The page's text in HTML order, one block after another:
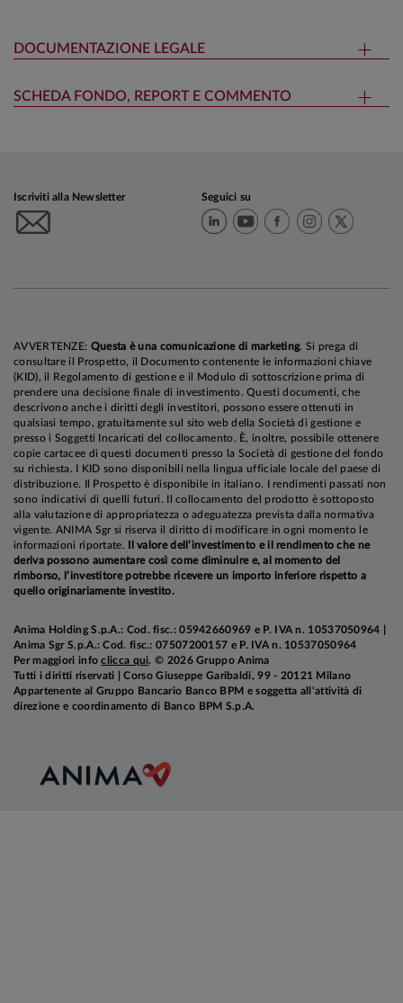
DOCUMENTAZIONE LEGALE
SCHEDA FONDO, REPORT E COMMENTO
Iscriviti alla Newsletter Seguici su
AVVERTENZE: Questa è una comunicazione di marketing. Si prega di
consultare il Prospetto, il Documento contenente le informazioni chiave
(KID), il Regolamento di gestione e il Modulo di sottoscrizione prima di
prendere una decisione finale di investimento. Questi documenti, che
descrivono anche i diritti degli investitori, possono essere ottenuti in
qualsiasi tempo, gratuitamente sul sito web della Società di gestione e
presso i Soggetti Incaricati del collocamento. È, inoltre, possibile ottenere
copie cartacee di questi documenti presso la Società di gestione del fondo
su richiesta. I KID sono disponibili nella lingua ufficiale locale del paese di
distribuzione. Il Prospetto è disponibile in italiano. I rendimenti passati non
sono indicativi di quelli futuri. Il collocamento del prodotto è sottoposto
alla valutazione di appropriatezza o adeguatezza prevista dalla normativa
vigente. ANIMA Sgr si riserva il diritto di modificare in ogni momento le
informazioni riportate.
Il valore dell’investimento e il rendimento che ne
deriva possono aumentare così come diminuire e, al momento del
rimborso, l’investitore potrebbe ricevere un importo inferiore rispetto a
quello originariamente investito.
Anima Holding S.p.A.: Cod. fisc.: 05942660969 e P. IVA n. 10537050964 |
Anima Sgr S.p.A.: Cod. fisc.: 07507200157 e P. IVA n. 10537050964
Per maggiori infoclicca qui. © 2026 Gruppo Anima
Tutti i diritti riservati | Corso Giuseppe Garibaldi, 99 - 20121 Milano
Appartenente al Gruppo Bancario Banco BPM e soggetta all'attività di
direzione e coordinamento di Banco BPM S.p.A.